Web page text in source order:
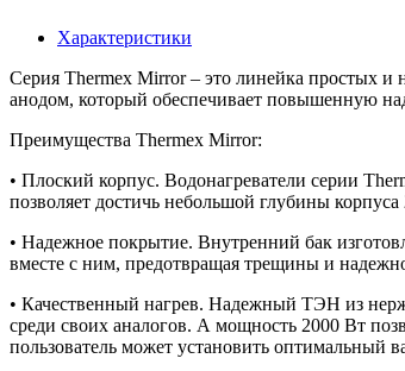
Характеристики
Серия Thermex Mirror – это линейка простых и
анодом, который обеспечивает повышенную
Преимущества Thermex Mirror:
• Плоский корпус. Водонагреватели серии
позволяет достичь небольшой глубины
• Надежное покрытие. Внутренний бак
вместе с ним, предотвращая трещины и
• Качественный нагрев. Надежный ТЭН из
среди своих аналогов. А мощность 2000 Вт
пользователь может установить оптимальный